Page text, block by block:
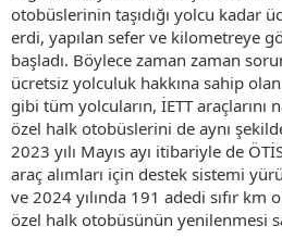
otobüslerinin taşıdığı yolcu kadar
erdi, yapılan sefer ve kilometreye
başladı. Böylece zaman zaman
ücretsiz yolculuk hakkına sahip
gibi tüm yolcuların, İETT araçlarını
özel halk otobüslerini de aynı
2023 yılı Mayıs ayı itibariyle de
araç alımları için destek sistemi
ve 2024 yılında 191 adedi sıfır
özel halk otobüsünün yenilenmesi